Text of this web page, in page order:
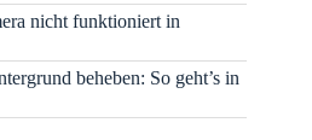
nicht funktioniert in
beheben: So geht’s in